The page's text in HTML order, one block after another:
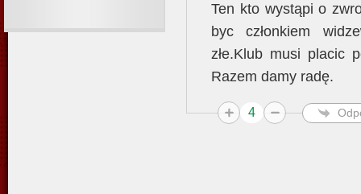
Ten kto wystąpi o
byc członkiem
złe.Klub musi placic
Razem damy radę.
4